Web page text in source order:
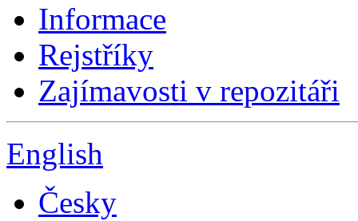
Informace
Rejstříky
Zajímavosti v repozitáři
English
Česky